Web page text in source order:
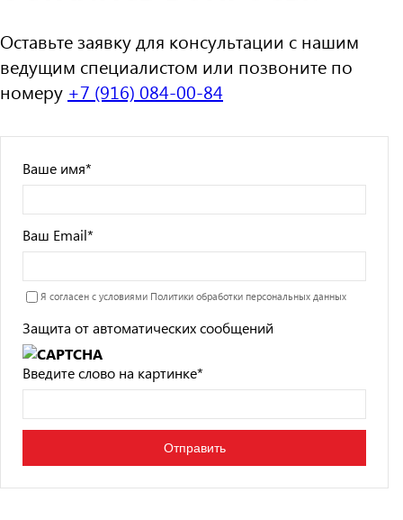
Оставьте заявку для консультации с нашим
ведущим специалистом или позвоните по
номеру +7 (916) 084-00-84
Ваше имя*
Ваш Email*
Я согласен с условиями Политики обработки персональных данных
Защита от автоматических сообщений
Введите слово на картинке*